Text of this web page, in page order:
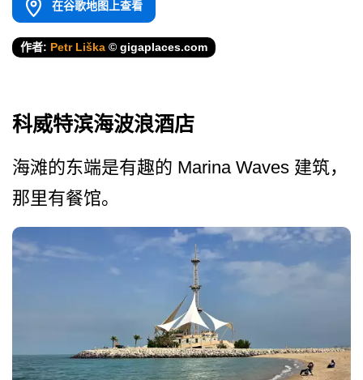
在谷歌地图上查看
作者: Petr Liška © gigaplaces.com
科威特滨海波浪酒店
海滩的东端是有趣的 Marina Waves 建筑，
那里有餐馆。